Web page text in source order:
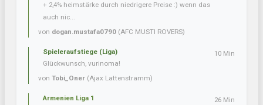
+ 2,4% heimstärke durch niedrigere Preise :) wenn das
auch nic...
von dogan.mustafa0790 (AFC MUSTI ROVERS)
Spieleraufstiege (Liga)
Glückwunsch, vurinoma!
von Tobi_Oner (Ajax Lattenstramm)
10 Min
Armenien Liga 1
26 Min